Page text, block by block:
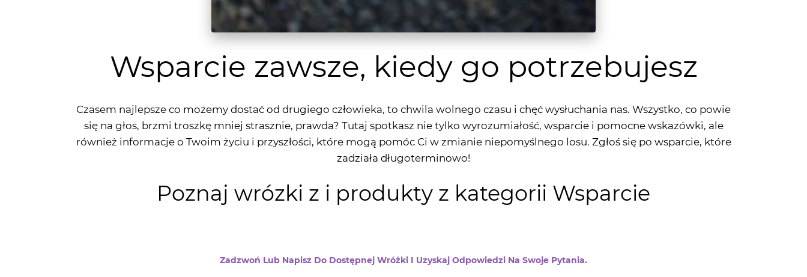
Wsparcie zawsze, kiedy go potrzebujesz
Czasem najlepsze co możemy dostać od drugiego człowieka, to chwila wolnego czasu i chęć wysłuchania nas. Wszystko, co powie
się na głos, brzmi troszkę mniej strasznie, prawda? Tutaj spotkasz nie tylko wyrozumiałość, wsparcie i pomocne wskazówki, ale
również informacje o Twoim życiu i przyszłości, które mogą pomóc Ci w zmianie niepomyślnego losu. Zgłoś się po wsparcie, które
zadziała długoterminowo!
Poznaj wrózki z i produkty z kategorii Wsparcie
Zadzwoń Lub Napisz Do Dostępnej Wróżki I Uzyskaj Odpowiedzi Na Swoje Pytania.